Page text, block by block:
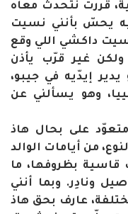
قررت نتحدث معاه
يحسّ بأنني نسيت
داكشي اللي وقع
غير قرّب يأذن
وهو يدير إيدّيه في جيبو،
ومدّها لييا، وهو يسألني عن
متعوّد على بحال هاذ
من أيامات الوالد
قاسية بظروفها، ما
ونادِر. وبما أنني
عارف بحق هاذ